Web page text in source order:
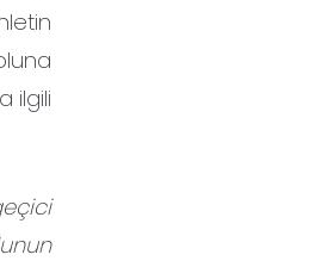
ilgili